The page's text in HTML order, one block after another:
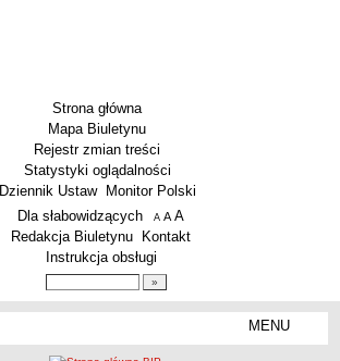
Strona główna
Mapa Biuletynu
Rejestr zmian treści
Statystyki oglądalności
Dziennik Ustaw
Monitor Polski
Menu dodatkowe
Dla słabowidzących A pomniejsz czcionkę
A standardowy rozmiar czcionki
A
Redakcja Biuletynu
Kontakt
Instrukcja obsługi
MENU